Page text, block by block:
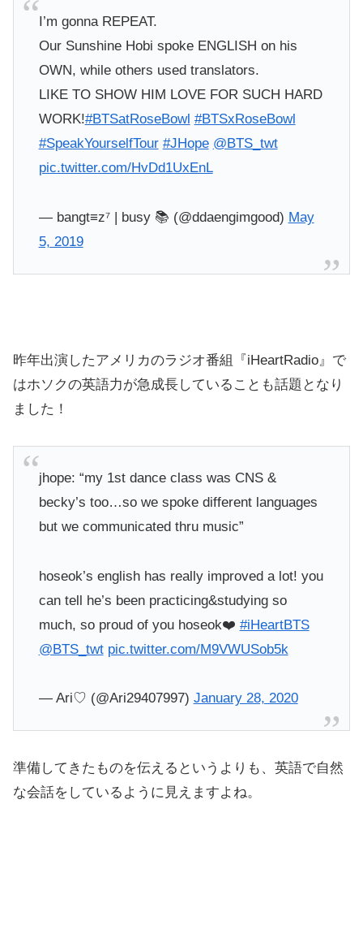
I’m gonna REPEAT.
Our Sunshine Hobi spoke ENGLISH on his
OWN, while others used translators.
LIKE TO SHOW HIM LOVE FOR SUCH HARD
WORK!#BTSatRoseBowl #BTSxRoseBowl
#SpeakYourselfTour #JHope @BTS_twt
pic.twitter.com/HvDd1UxEnL
— bangt≡z⁷ | busy 📚 (@ddaengimgood) May
5, 2019
昨年出演したアメリカのラジオ番組『iHeartRadio』で
はホソクの英語力が急成長していることも話題となり
ました！
jhope: “my 1st dance class was CNS &
becky’s too…so we spoke different languages
but we communicated thru music”
hoseok’s english has really improved a lot! you
can tell he’s been practicing&studying so
much, so proud of you hoseok❤️ #iHeartBTS
@BTS_twt pic.twitter.com/M9VWUSob5k
— Ari♡ (@Ari29407997) January 28, 2020
準備してきたものを伝えるというよりも、英語で自然
な会話をしているように見えますよね。